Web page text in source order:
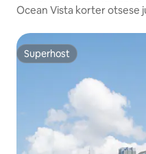
Ocean Vista korter otsese
Superhost
Superhost